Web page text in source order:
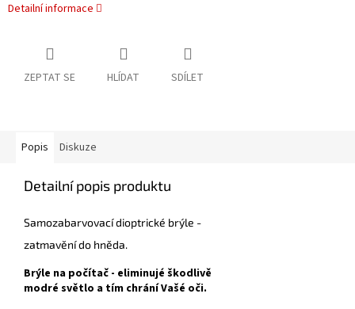
Detailní informace
ZEPTAT SE HLÍDAT SDÍLET
Popis Diskuze
Detailní popis produktu
Samozabarvovací dioptrické brýle -
zatmavění do hněda.
Brýle na počítač - eliminujé škodlivě
modré světlo a tím chrání Vašé oči.